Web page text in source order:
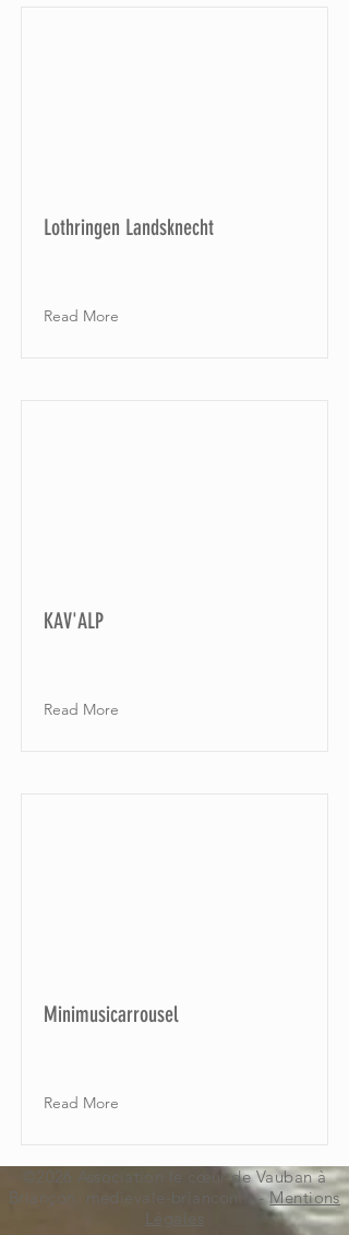
Lothringen Landsknecht
Read More
KAV'ALP
Read More
Minimusicarrousel
Read More
©2026 Association le cœur de Vauban à
Briançon. medievale-briancon.fr -Mentions
Légales